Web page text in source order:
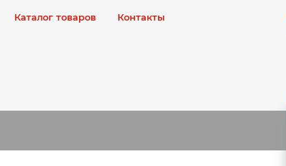
Каталог товаров Контакты